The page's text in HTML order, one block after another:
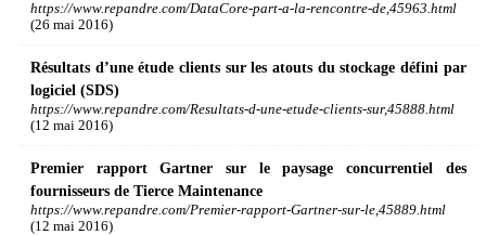
https://www.repandre.com/DataCore-part-a-la-rencontre-de,45963.html
(26 mai 2016)
Résultats d’une étude clients sur les atouts du stockage défini par
logiciel (SDS)
https://www.repandre.com/Resultats-d-une-etude-clients-sur,45888.html
(12 mai 2016)
Premier rapport Gartner sur le paysage concurrentiel des
fournisseurs de Tierce Maintenance
https://www.repandre.com/Premier-rapport-Gartner-sur-le,45889.html
(12 mai 2016)